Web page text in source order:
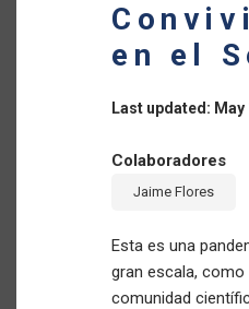
en el
Last updated: May
Colaboradores
Jaime Flores
Esta es una
gran escala,
comunidad